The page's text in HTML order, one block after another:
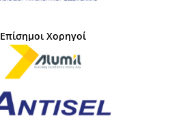
Επίσημοι Χορηγοί